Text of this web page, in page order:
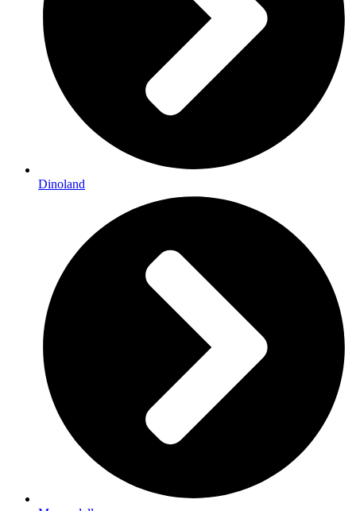
Dinoland